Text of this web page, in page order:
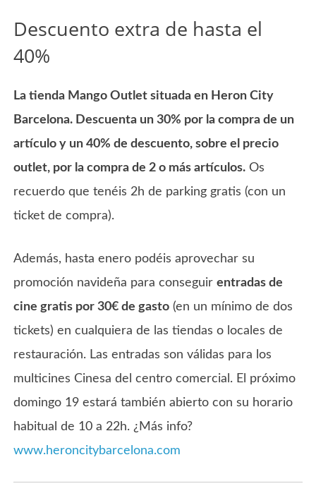
Descuento extra de hasta el
40%
La tienda Mango Outlet situada en Heron City
Barcelona. Descuenta un 30% por la compra de un
artículo y un 40% de descuento, sobre el precio
outlet, por la compra de 2 o más artículos. Os
recuerdo que tenéis 2h de parking gratis (con un
ticket de compra).
Además, hasta enero podéis aprovechar su
promoción navideña para conseguirentradas de
cine gratis por 30€ de gasto (en un mínimo de dos
tickets) en cualquiera de las tiendas o locales de
restauración. Las entradas son válidas para los
multicines Cinesa del centro comercial. El próximo
domingo 19 estará también abierto con su horario
habitual de 10 a 22h. ¿Más info?
www.heroncitybarcelona.com